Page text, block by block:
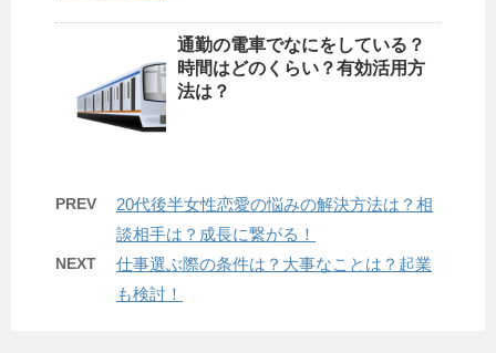
通勤の電車でなにをしている？
時間はどのくらい？有効活用方
法は？
PREV
20代後半女性恋愛の悩みの解決方法は？相
談相手は？成長に繋がる！
NEXT
仕事選ぶ際の条件は？大事なことは？起業
も検討！